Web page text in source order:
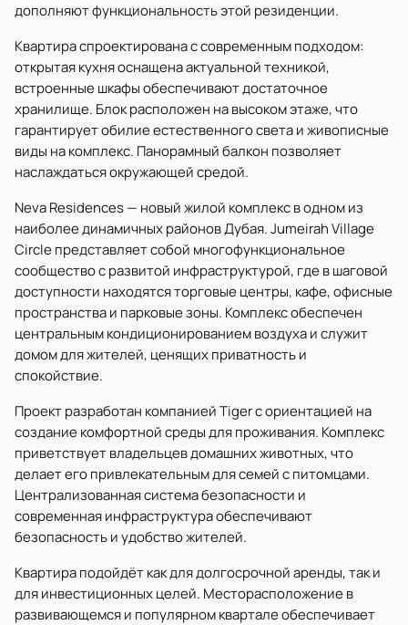
дополняют функциональность этой резиденции.
Квартира спроектирована с современным подходом:
открытая кухня оснащена актуальной техникой,
встроенные шкафы обеспечивают достаточное
хранилище. Блок расположен на высоком этаже, что
гарантирует обилие естественного света и живописные
виды на комплекс. Панорамный балкон позволяет
наслаждаться окружающей средой.
Neva Residences — новый жилой комплекс в одном из
наиболее динамичных районов Дубая. Jumeirah Village
Circle представляет собой многофункциональное
сообщество с развитой инфраструктурой, где в шаговой
доступности находятся торговые центры, кафе, офисные
пространства и парковые зоны. Комплекс обеспечен
центральным кондиционированием воздуха и служит
домом для жителей, ценящих приватность и
спокойствие.
Проект разработан компанией Tiger с ориентацией на
создание комфортной среды для проживания. Комплекс
приветствует владельцев домашних животных, что
делает его привлекательным для семей с питомцами.
Централизованная система безопасности и
современная инфраструктура обеспечивают
безопасность и удобство жителей.
Квартира подойдёт как для долгосрочной аренды, так и
для инвестиционных целей. Месторасположение в
развивающемся и популярном квартале обеспечивает